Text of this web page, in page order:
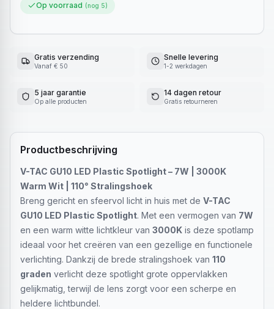
Op voorraad (nog 5)
Gratis verzending
Vanaf € 50
Snelle levering
1-2 werkdagen
5 jaar garantie
Op alle producten
14 dagen retour
Gratis retourneren
Productbeschrijving
V-TAC GU10 LED Plastic Spotlight – 7W | 3000K
Warm Wit | 110° Stralingshoek
Breng gericht en sfeervol licht in huis met de V-TAC
GU10 LED Plastic Spotlight. Met een vermogen van 7W
en een warm witte lichtkleur van 3000K is deze spotlamp
ideaal voor het creëren van een gezellige en functionele
verlichting. Dankzij de brede stralingshoek van 110
graden verlicht deze spotlight grote oppervlakken
gelijkmatig, terwijl de lens zorgt voor een scherpe en
heldere lichtbundel.